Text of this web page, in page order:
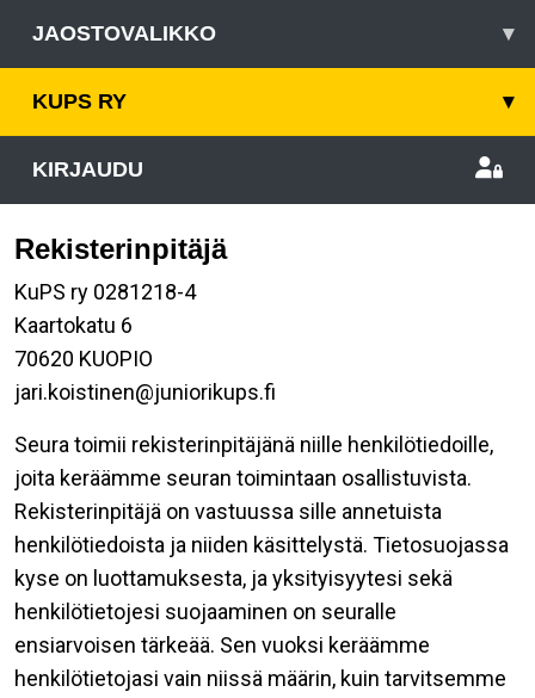
JAOSTOVALIKKO ▾
KUPS RY ▾
KIRJAUDU
Rekisterinpitäjä
KuPS ry 0281218-4
Kaartokatu 6
70620 KUOPIO
jari.koistinen@juniorikups.fi
Seura toimii rekisterinpitäjänä niille henkilötiedoille,
joita keräämme seuran toimintaan osallistuvista.
Rekisterinpitäjä on vastuussa sille annetuista
henkilötiedoista ja niiden käsittelystä. Tietosuojassa
kyse on luottamuksesta, ja yksityisyytesi sekä
henkilötietojesi suojaaminen on seuralle
ensiarvoisen tärkeää. Sen vuoksi keräämme
henkilötietojasi vain niissä määrin, kuin tarvitsemme